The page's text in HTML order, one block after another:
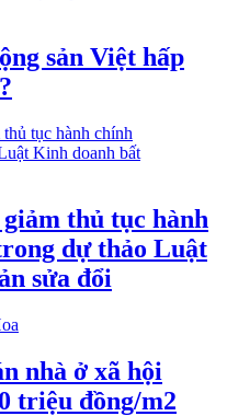
sản Việt hấp
thủ tục hành
dự thảo Luật
sửa đổi
nhà ở xã hội
triệu đồng/m2